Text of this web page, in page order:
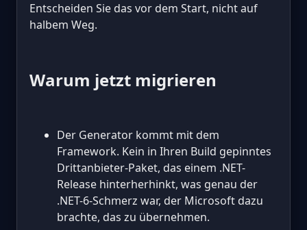
Entscheiden Sie das vor dem Start, nicht auf
halbem Weg.
Warum jetzt migrieren
Der Generator kommt mit dem
Framework. Kein in Ihren Build gepinntes
Drittanbieter-Paket, das einem .NET-
Release hinterherhinkt, was genau der
.NET-6-Schmerz war, der Microsoft dazu
brachte, das zu übernehmen.